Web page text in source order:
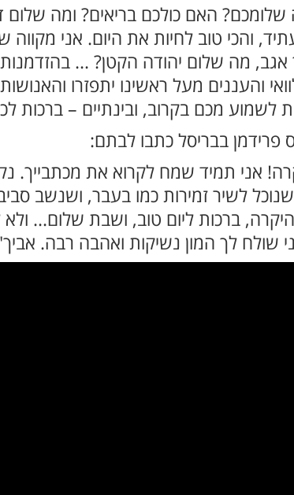
שלומכם? האם כולכם בריאים? ומה
והכי טוב לחיות את היום. אני
אגב, מה שלום יהודה הקטן? ...
והעננים מעל ראשינו יתפזרו
לשמוע מכם בקרוב, ובינתיים – ברכות
פרידמן בבריסל כתבו לבתם:
אני תמיד שמח לקרוא את מכתבייך.
לשיר זמירות כמו בעבר, ושנשב
ברכות ליום טוב, ושבת שלום...
שולח לך המון נשיקות ואהבה רבה.